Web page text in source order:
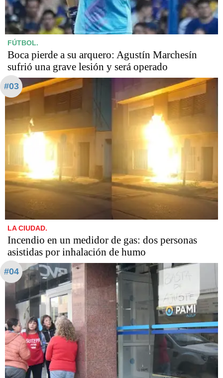
FÚTBOL.
Boca pierde a su arquero: Agustín Marchesín
sufrió una grave lesión y será operado
#03
LA CIUDAD.
Incendio en un medidor de gas: dos personas
asistidas por inhalación de humo
#04